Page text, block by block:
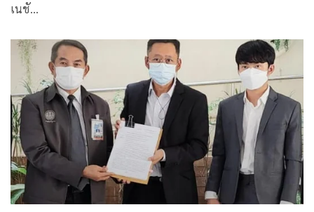
เนชั…